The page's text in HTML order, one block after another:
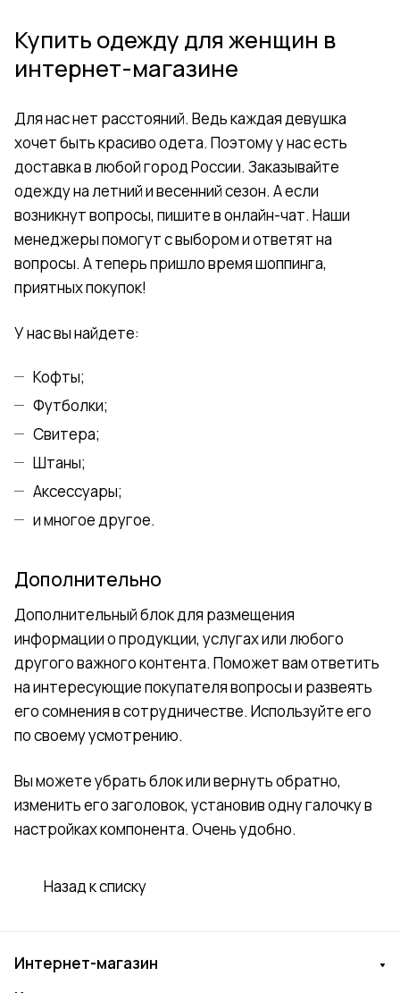
Купить одежду для женщин в
интернет-магазине
Для нас нет расстояний. Ведь каждая девушка
хочет быть красиво одета. Поэтому у нас есть
доставка в любой город России. Заказывайте
одежду на летний и весенний сезон. А если
возникнут вопросы, пишите в онлайн-чат. Наши
менеджеры помогут с выбором и ответят на
вопросы. А теперь пришло время шоппинга,
приятных покупок!
У нас вы найдете:
Кофты;
Футболки;
Свитера;
Штаны;
Аксессуары;
и многое другое.
Дополнительно
Дополнительный блок для размещения
информации о продукции, услугах или любого
другого важного контента. Поможет вам ответить
на интересующие покупателя вопросы и развеять
его сомнения в сотрудничестве. Используйте его
по своему усмотрению.
Вы можете убрать блок или вернуть обратно,
изменить его заголовок, установив одну галочку в
настройках компонента. Очень удобно.
Назад к списку
Интернет-магазин